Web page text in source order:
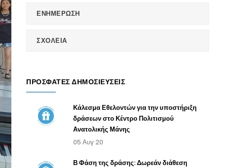
ΕΝΗΜΕΡΩΣΗ
ΣΧΟΛΕΙΑ
ΠΡΌΣΦΑΤΕΣ ΔΗΜΟΣΙΕΎΣΕΙΣ
Κάλεσμα Εθελοντών για την υποστήριξη
δράσεων στο Κέντρο Πολιτισμού
Ανατολικής Μάνης
05 Αυγ 20
Β Φάση της δράσης: Δωρεάν διάθεση